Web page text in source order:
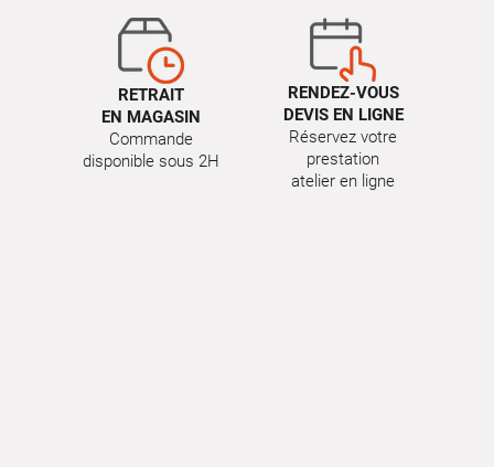
RETRAIT
EN MAGASIN
Commande
disponible sous 2H
RENDEZ-VOUS
DEVIS EN LIGNE
Réservez votre
prestation
atelier en ligne